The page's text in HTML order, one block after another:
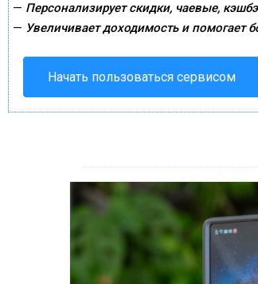
— Персонализирует скидки, чаевые,
— Увеличивает доходимость и помогает
Начать пользоваться сервисом